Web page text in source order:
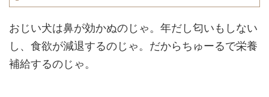
おじい犬は鼻が効かぬのじゃ。年だし匂いもしない
し、食欲が減退するのじゃ。だからちゅーるで栄養
補給するのじゃ。